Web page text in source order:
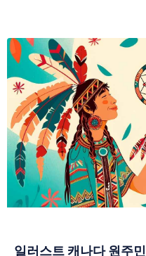
일러스트 캐나다 원주